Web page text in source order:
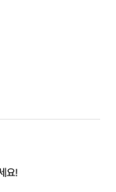
요!